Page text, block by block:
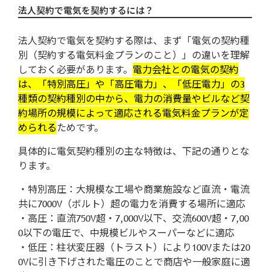
まとめ：電気の申し込みで基本料金最
の電力会社がある！
法人契約で電気を契約するには？
法人契約で電気を契約する際は、まず「電気の契約種
別（契約する電気料金プランのこと）」の違いを理解
しておく必要があります。 電力会社との電気の契約
は、「特別高圧」や「高圧電力」、「低圧電力」の3
種類の契約種別の中から、電力の消費量やビルなど契
約場所の規模によって適応される電気料金プランが定
められるためです。
具体的に電気契約種別の主な特徴は、下記の通りとな
ります。
・特別高圧：大規模な工場や商業施設など直流・電流
共に7000V（ボルト）超の電力を消費する場所に適応
・高圧：直流750V超・7,000V以下、交流600V超・7,00
0以下の電圧で、中規模ビルやスーパーなどに適応
・低圧：柱状変圧器（トラスト）により100Vまたは20
0Vに引き下げされた電圧のことで商店や一般家庭に適